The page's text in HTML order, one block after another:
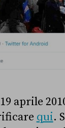
aprile
qui.